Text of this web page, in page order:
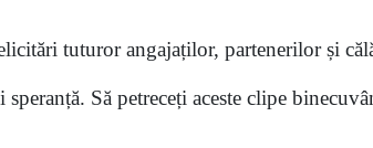
tuturor angajaților, partenerilor și
Să petreceți aceste clipe